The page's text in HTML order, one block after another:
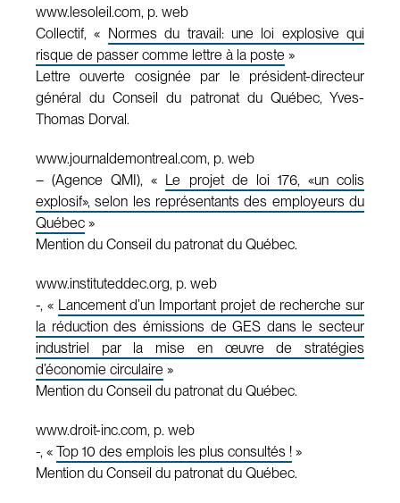
www.lesoleil.com, p. web
Collectif, « Normes du travail: une loi explosive qui
risque de passer comme lettre à la poste »
Lettre ouverte cosignée par le président-directeur
général du Conseil du patronat du Québec, Yves-
Thomas Dorval.
www.journaldemontreal.com, p. web
– (Agence QMI), « Le projet de loi 176, «un colis
explosif», selon les représentants des employeurs du
Québec »
Mention du Conseil du patronat du Québec.
www.instituteddec.org, p. web
-, « Lancement d’un Important projet de recherche sur
la réduction des émissions de GES dans le secteur
industriel par la mise en œuvre de stratégies
d’économie circulaire »
Mention du Conseil du patronat du Québec.
www.droit-inc.com, p. web
-, « Top 10 des emplois les plus consultés ! »
Mention du Conseil du patronat du Québec.